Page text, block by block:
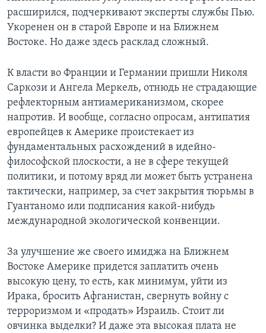
расширился, подчеркивают эксперты службы Пью.
Укоренен он в старой Европе и на Ближнем
Востоке. Но даже здесь расклад сложный.
К власти во Франции и Германии пришли Николя
Саркози и Ангела Меркель, отнюдь не страдающие
рефлекторным антиамериканизмом, скорее
напротив. И вообще, согласно опросам, антипатия
европейцев к Америке проистекает из
фундаментальных расхождений в идейно-
философской плоскости, а не в сфере текущей
политики, и потому вряд ли может быть устранена
тактически, например, за счет закрытия тюрьмы в
Гуантаномо или подписания какой-нибудь
международной экологической конвенции.
За улучшение же своего имиджа на Ближнем
Востоке Америке придется заплатить очень
высокую цену, то есть, как минимум, уйти из
Ирака, бросить Афганистан, свернуть войну с
терроризмом и «продать» Израиль. Стоит ли
овчинка выделки? И даже эта высокая плата не